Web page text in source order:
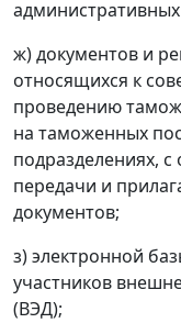
ж) документов и
относящихся к
проведению
на таможенных
подразделениях,
передачи и
документов;
з) электронной
участников
(ВЭД);